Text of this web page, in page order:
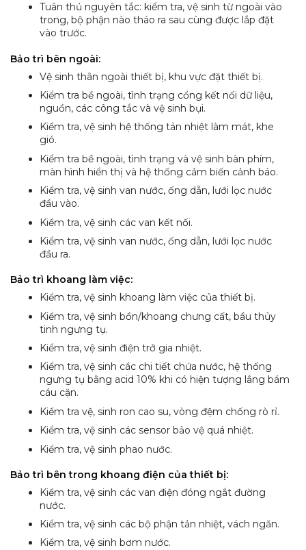
Tuân thủ nguyên tắc: kiểm tra, vệ sinh từ ngoài vào
trong, bộ phận nào tháo ra sau cùng được lắp đặt
vào trước.
Bảo trì bên ngoài:
Vệ sinh thân ngoài thiết bị, khu vực đặt thiết bị.
Kiểm tra bề ngoài, tình trạng cổng kết nối dữ liệu,
nguồn, các công tắc và vệ sinh bụi.
Kiểm tra, vệ sinh hệ thống tản nhiệt làm mát, khe
gió.
Kiểm tra bề ngoài, tình trạng và vệ sinh bàn phím,
màn hình hiển thị và hệ thống cảm biến cảnh báo.
Kiểm tra, vệ sinh van nước, ống dẫn, lưới lọc nước
đầu vào.
Kiểm tra, vệ sinh các van kết nối.
Kiểm tra, vệ sinh van nước, ống dẫn, lưới lọc nước
đầu ra.
Bảo trì khoang làm việc:
Kiểm tra, vệ sinh khoang làm việc của thiết bị.
Kiểm tra, vệ sinh bồn/khoang chưng cất, bầu thủy
tinh ngưng tụ.
Kiểm tra, vệ sinh điện trở gia nhiệt.
Kiểm tra, vệ sinh các chi tiết chứa nước, hệ thống
ngưng tụ bằng acid 10% khi có hiện tượng lắng bám
cáu cặn.
Kiểm tra vệ, sinh ron cao su, vòng đệm chống rò rỉ.
Kiểm tra, vệ sinh các sensor bảo vệ quá nhiệt.
Kiểm tra, vệ sinh phao nước.
Bảo trì bên trong khoang điện của thiết bị:
Kiểm tra, vệ sinh các van điện đóng ngắt đường
nước.
Kiểm tra, vệ sinh các bộ phận tản nhiệt, vách ngăn.
Kiểm tra, vệ sinh bơm nước.